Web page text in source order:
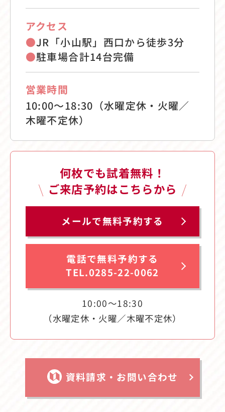
アクセス
●JR「小山駅」西口から徒歩3分
●駐車場合計14台完備
営業時間
10:00〜18:30（水曜定休・火曜／
木曜不定休）
何枚でも試着無料！
ご来店予約はこちらから
メールで無料予約する
電話で無料予約する
TEL.0285-22-0062
10:00〜18:30
（水曜定休・火曜／木曜不定休）
資料請求・お問い合わせ